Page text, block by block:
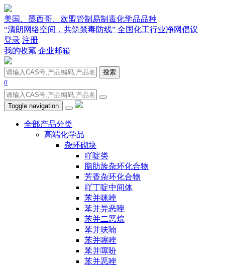
美国、墨西哥、欧盟管制易制毒化学品品种
“清朗网络空间，共筑禁毒防线” 全国化工行业净网倡议
登录 注册
我的收藏 企业邮箱
搜索
0
Toggle navigation
全部产品分类
高端化学品
杂环砌块
吖啶类
脂肪族杂环化合物
芳香杂环化合物
吖丁啶中间体
苯并咪唑
苯并异恶唑
苯并二恶烷
苯并呋喃
苯并噻唑
苯并噻吩
苯并恶唑